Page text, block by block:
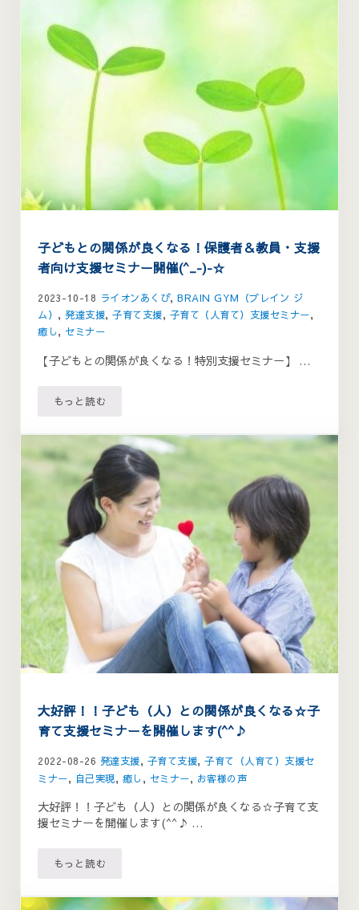
子どもとの関係が良くなる！保護者＆教員・支援
者向け支援セミナー開催(^_-)-☆
2023-10-18 ライオンあくび,BRAIN GYM（ブレイン ジ
ム） ,発達支援,子育て支援, 子育て（人育て）支援セミナー,
癒し,セミナー
【子どもとの関係が良くなる！特別支援セミナー】 …
もっと読む子どもとの関係が良くなる！保護者＆教員・支援者向け
大好評！！子ども（人）との関係が良くなる☆子
育て支援セミナーを開催します(^^♪
2022-08-26 発達支援, 子育て支援,子育て（人育て）支援セ
ミナー, 自己実現, 癒し, セミナー, お客様の声
大好評！！子ども（人）との関係が良くなる☆子育て支
援セミナーを開催します(^^♪ …
もっと読む大好評！！子ども（人）との関係が良くなる☆子育て支援